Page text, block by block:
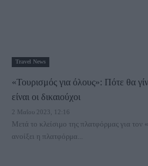
Travel News
«Τουρισμός για όλους»: Πότε θα
είναι οι δικαιούχοι
2 Μαΐου 2023, 12:16
Μετά το κλείσιμο της πλατφόρμας για
ανοίξει η πλατφόρμα...